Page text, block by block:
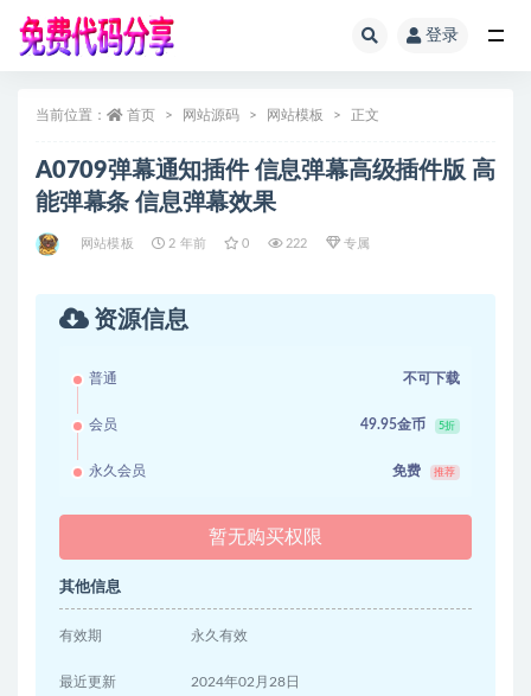
登录
当前位置： 首页 网站源码 网站模板 正文
A0709弹幕通知插件 信息弹幕高级插件版 高
能弹幕条 信息弹幕效果
网站模板 2 年前 0 222 专属
资源信息
普通 不可下载
会员 49.95金币 5折
永久会员 免费 推荐
暂无购买权限
其他信息
有效期 永久有效
最近更新 2024年02月28日